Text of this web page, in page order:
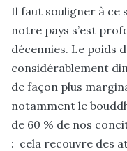
Il faut souligner à ce
notre pays s’est
décennies. Le poids
considérablement
de façon plus
notamment le
de 60 % de nos
: cela recouvre des